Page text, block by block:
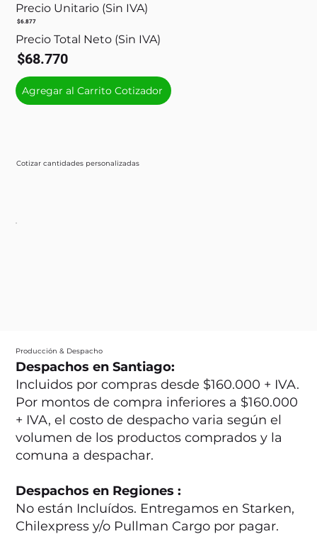
Cotizar cantidades personalizadas
Precio Unitario (Sin IVA)
$6.877
Precio Total Neto (Sin IVA)
$68.770
Agregar al Carrito Cotizador
Producción & Despacho
Despachos en Santiago:
Incluidos por compras desde $160.000 + IVA.
Por montos de compra inferiores a $160.000
+ IVA, el costo de despacho varia según el
volumen de los productos comprados y la
comuna a despachar.
Despachos en Regiones :
No están Incluídos. Entregamos en Starken,
Chilexpress y/o Pullman Cargo por pagar.